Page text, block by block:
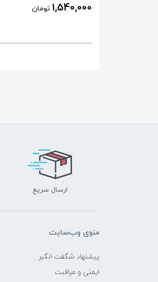
1,540,000 تومان
ارسال سریع
منوی وب‌سایت
پیشنهاد شگفت انگیر
ایمنی و مراقبت